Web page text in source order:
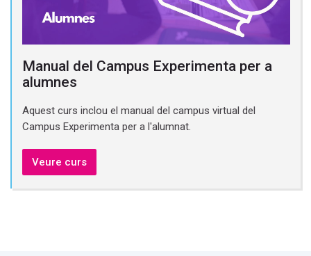
Manual del Campus Experimenta per a
alumnes
Aquest curs inclou el manual del campus virtual del
Campus Experimenta per a l'alumnat.
Veure curs